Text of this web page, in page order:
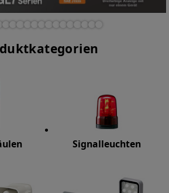
Signalleuchten